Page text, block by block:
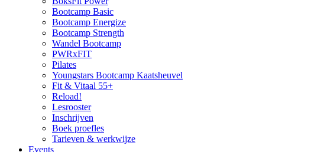
Bootcamp Basic
Bootcamp Energize
Bootcamp Strength
Wandel Bootcamp
PWRxFIT
Pilates
Youngstars Bootcamp Kaatsheuvel
Fit & Vitaal 55+
Reload!
Lesrooster
Inschrijven
Boek proefles
Tarieven & werkwijze
Events